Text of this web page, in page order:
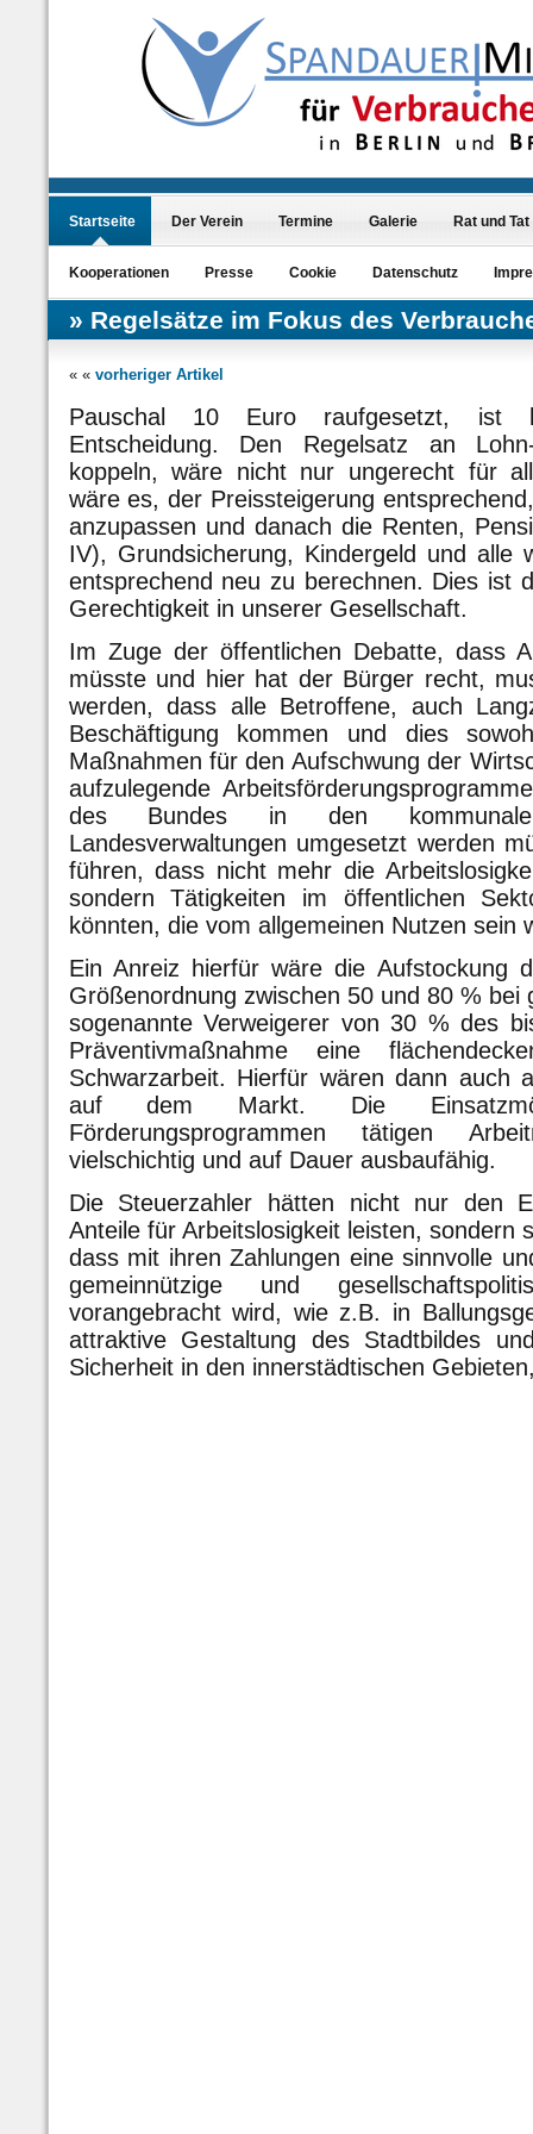
Startseite Der Verein Termine Galerie Rat und Tat
Kooperationen Presse Cookie Datenschutz
Regelsätze im Fokus des
« « vorheriger Artikel
Pauschal 10 Euro raufgesetzt, ist
Entscheidung. Den Regelsatz an
koppeln, wäre nicht nur ungerecht für
wäre es, der Preissteigerung
anzupassen und danach die Renten,
IV), Grundsicherung, Kindergeld und alle
entsprechend neu zu berechnen. Dies ist
Gerechtigkeit in unserer Gesellschaft.
Im Zuge der öffentlichen Debatte, dass
müsste und hier hat der Bürger recht,
werden, dass alle Betroffene, auch
Beschäftigung kommen und dies
Maßnahmen für den Aufschwung der
aufzulegende
des Bundes in den
Landesverwaltungen umgesetzt werden
führen, dass nicht mehr die
sondern Tätigkeiten im öffentlichen
könnten, die vom allgemeinen Nutzen sein
Ein Anreiz hierfür wäre die Aufstockung
Größenordnung zwischen 50 und 80 % bei
sogenannte Verweigerer von 30 % des
Präventivmaßnahme eine
Schwarzarbeit. Hierfür wären dann auch
auf dem Markt. Die
Förderungsprogrammen tätigen
vielschichtig und auf Dauer ausbaufähig.
Die Steuerzahler hätten nicht nur den
Anteile für Arbeitslosigkeit leisten, sondern
dass mit ihren Zahlungen eine sinnvolle
gemeinnützige und
vorangebracht wird, wie z.B. in
attraktive Gestaltung des Stadtbildes
Sicherheit in den innerstädtischen